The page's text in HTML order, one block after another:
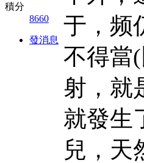
積分
8660
發消息
于，频
不得當(
射，就
就發生
兒，天